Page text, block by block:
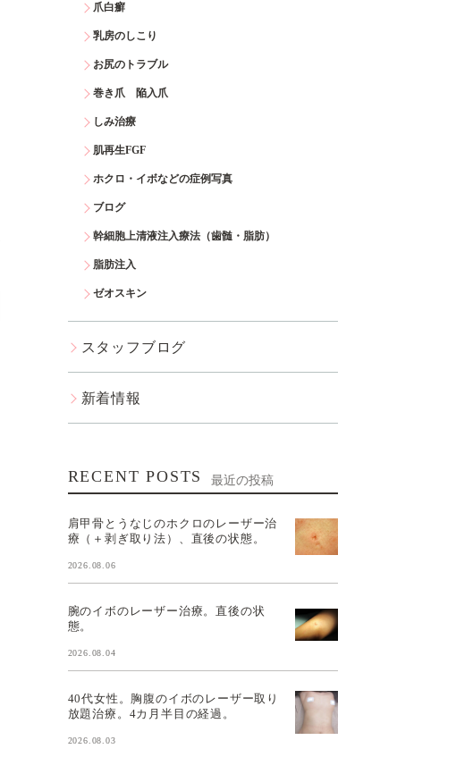
爪白癬
乳房のしこり
お尻のトラブル
巻き爪 陥入爪
しみ治療
肌再生FGF
ホクロ・イボなどの症例写真
ブログ
幹細胞上清液注入療法（歯髄・脂肪）
脂肪注入
ゼオスキン
スタッフブログ
新着情報
RECENT POSTS 最近の投稿
肩甲骨とうなじのホクロのレーザー治
療（＋剥ぎ取り法）、直後の状態。
2026.08.06
腕のイボのレーザー治療。直後の状
態。
2026.08.04
40代女性。胸腹のイボのレーザー取り
放題治療。4カ月半目の経過。
2026.08.03